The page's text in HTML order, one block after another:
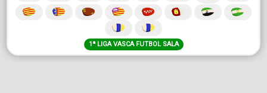
1ª LIGA VASCA FUTBOL SALA